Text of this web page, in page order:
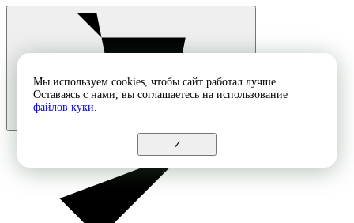
Мы используем cookies, чтобы сайт работал лучше.
Оставаясь с нами, вы соглашаетесь на использование
файлов куки.
✓